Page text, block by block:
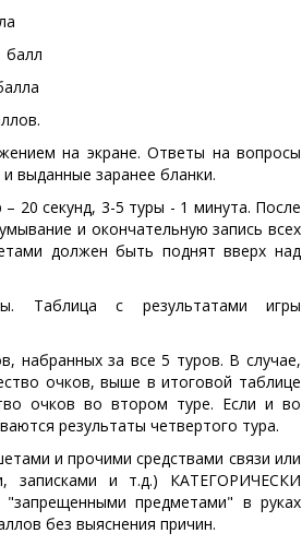
балл
на экране. Ответы на вопросы
выданные заранее бланки.
20 секунд, 3-5 туры - 1 минута. После
и окончательную запись всех
должен быть поднят вверх над
Таблица с результатами игры
набранных за все 5 туров. В случае,
очков, выше в итоговой таблице
очков во втором туре. Если и во
результаты четвертого тура.
и прочими средствами связи или
записками и т.д.) КАТЕГОРИЧЕСКИ
предметами" в руках
без выяснения причин.